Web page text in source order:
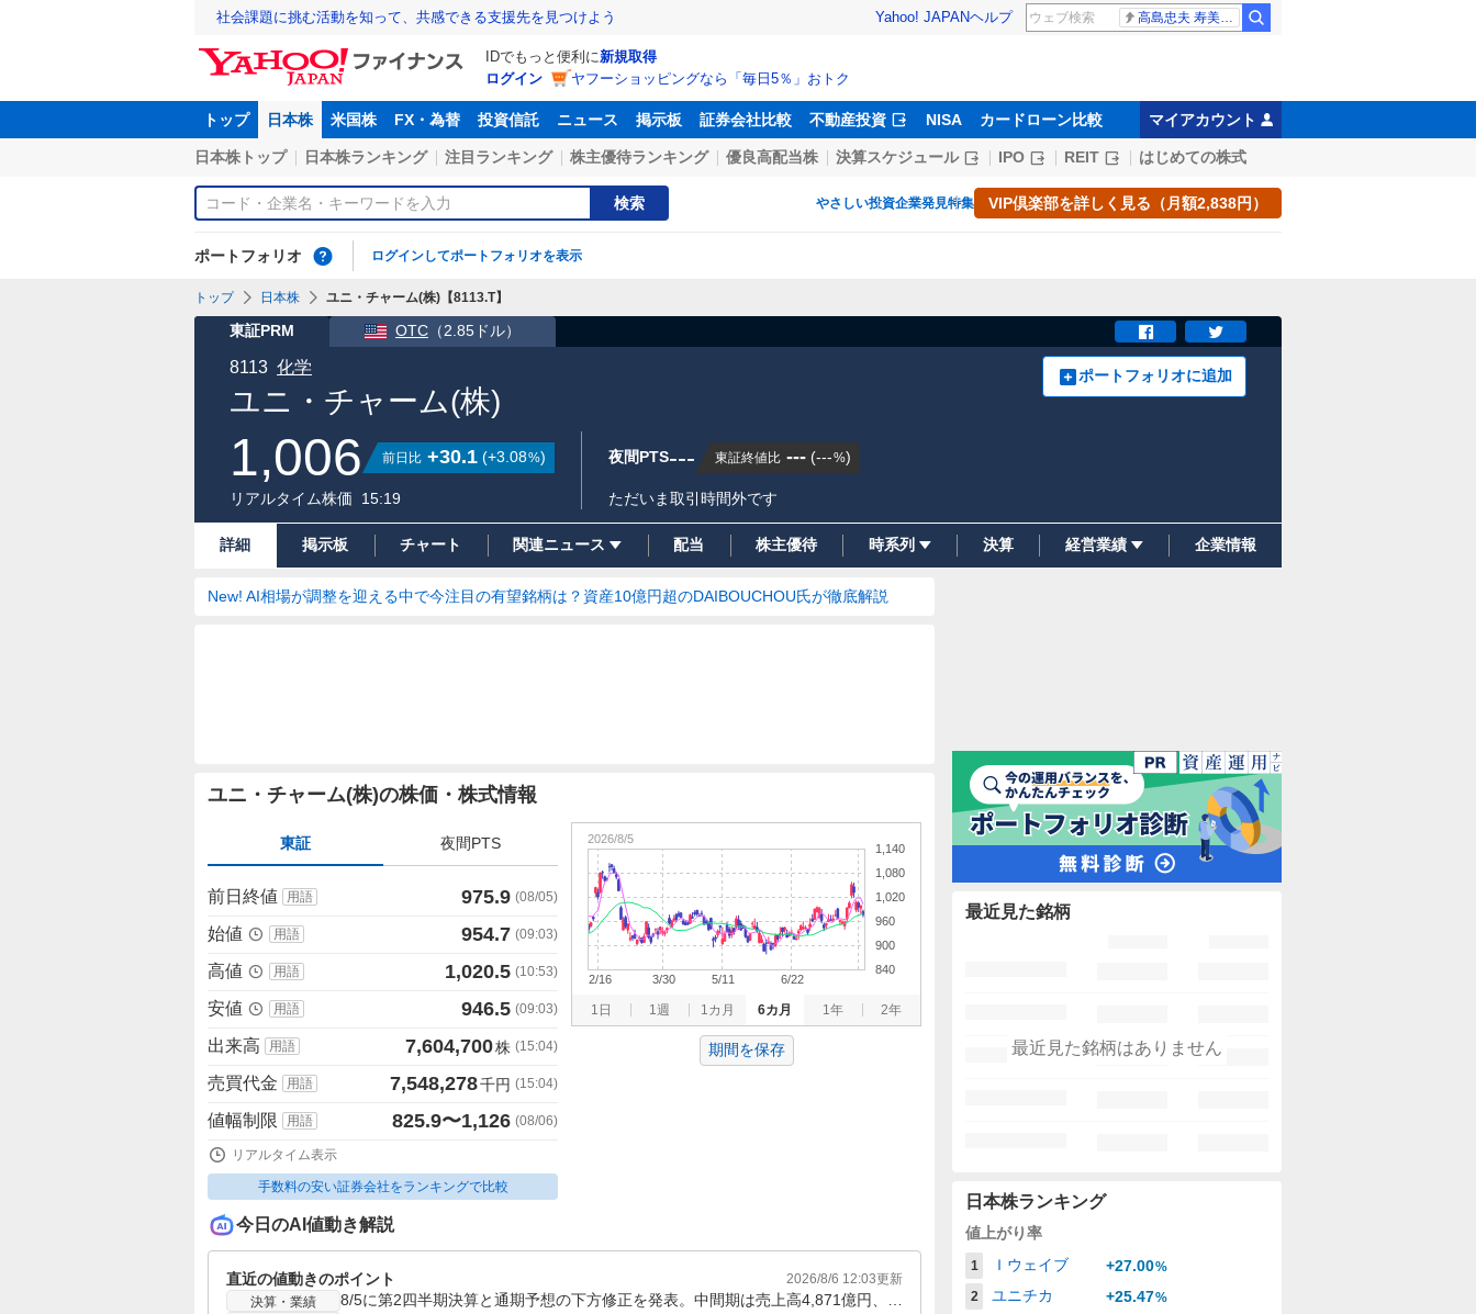
社会課題に挑む活動を知って、共感できる支援先を見つけよう Yahoo! JAPANヘルプ 高島忠夫 寿美花代さん死去
IDでもっと便利に新規取得
ログイン
ヤフーショッピングなら「毎日5％」おトク
トップ 日本株 米国株 FX・為替 投資信託 ニュース 掲示板 証券会社比較 不動産投資 NISA カードローン比較 マイアカウント
日本株トップ 日本株ランキング 注目ランキング 株主優待ランキング 優良高配当株 決算スケジュール IPO REIT はじめての株式
検索 やさしい投資企業発見特集 VIP倶楽部を詳しく見る（月額2,838円）
ポートフォリオ ログインしてポートフォリオを表示
トップ 日本株 ユニ・チャーム(株)【8113.T】
東証PRM OTC （2.85ドル）
ユニ・チャーム(株)
8113 化学 ポートフォリオに追加
1,006 前日比 +30.1 (+3.08%)
リアルタイム株価 15:19
夜間PTS--- 東証終値比 --- (---%)
ただいま取引時間外です
詳細 掲示板 チャート 関連ニュース 配当 株主優待 時系列 決算 経営業績 企業情報
New! AI相場が調整を迎える中で今注目の有望銘柄は？資産10億円超のDAIBOUCHOU氏が徹底解説
ユニ・チャーム(株)の株価・株式情報
価
値
東証 夜間PTS
前日終値 用語 975.9 (08/05)
始値 用語 954.7 (09:03)
高値 用語 1,020.5 (10:53)
安値 用語 946.5 (09:03)
出来高 用語 7,604,700株 (15:04)
売買代金 用語 7,548,278千円 (15:04)
値幅制限 用語 825.9〜1,126 (08/06)
リアルタイム表示
手数料の安い証券会社をランキングで比較
1日 1週 1カ月 6カ月 1年 2年
840
900
960
1,020
1,080
1,140
2/16 3/30 5/11 6/22
2026/8/5
期間を保存
今日のAI値動き解説
直近の値動きのポイント 2026/8/6 12:03更新
決算・業績
最近見た銘柄
最近見た銘柄はありません
日本株ランキング
値上がり率
1 Ｉウェイブ +27.00%
2
ユニチカ +25.47%